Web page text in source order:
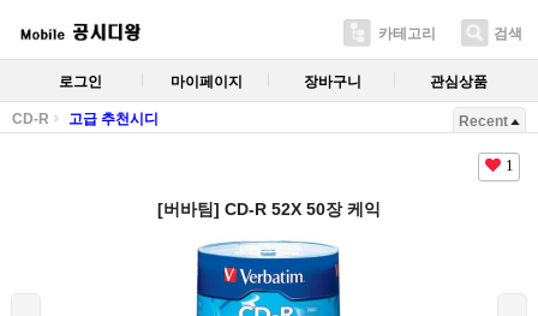
카테고리 검색
로그인 마이페이지 장바구니 관심상품
CD-R 고급 추천시디 Recent
1
[버바팀] CD-R 52X 50장 케익